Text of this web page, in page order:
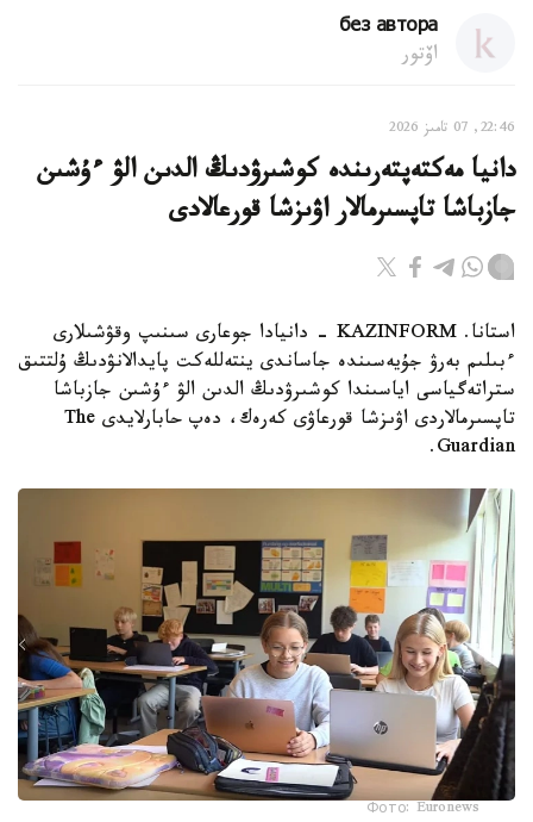
без автора
اۆتور
22:46, 07 تامىز 2026
دانيا مەكتەپتەرىندە كوشىرۋدىڭ الدىن الۋ ءۇشىن
جازباشا تاپسىرمالار اۋىزشا قورعالادى
استانا. KAZINFORM - دانيادا جوعارى سىنىپ وقۋشىلارى
ءبىلىم بەرۋ جۇيەسىندە جاساندى ينتەللەكت پايدالانۋدىڭ ۇلتتىق
ستراتەگياسى اياسىندا كوشىرۋدىڭ الدىن الۋ ءۇشىن جازباشا
تاپسىرمالاردى اۋىزشا قورعاۋى كەرەك، دەپ حابارلايدى The
Guardian.
Фото: Euronews